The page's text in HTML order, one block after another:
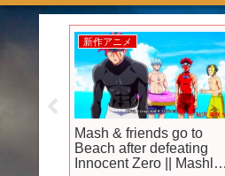
新作アニメ
Mash & friends go to
Beach after defeating
Innocent Zero || Mashle